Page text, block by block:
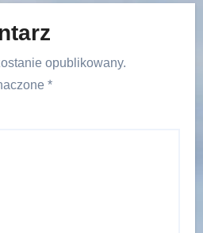
opublikowany.
*